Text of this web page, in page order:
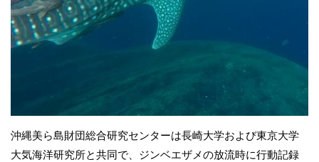
沖縄美ら島財団総合研究センターは長崎大学および東京大学
大気海洋研究所と共同で、ジンベエザメの放流時に行動記録